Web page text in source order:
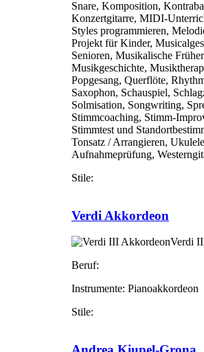
Snare, Komposition,
Konzertgitarre, MIDI-
Styles programmieren,
Projekt für Kinder,
Senioren, Musikalische
Musikgeschichte,
Popgesang, Querflöte,
Saxophon, Schauspiel,
Solmisation, Songwriting,
Stimmcoaching, Stimm-
Stimmtest und
Tonsatz / Arrangieren,
Aufnahmeprüfung,
Stile:
Verdi Akkordeon
Verdi
Beruf:
Instrumente: Pianoakkordeon
Stile: